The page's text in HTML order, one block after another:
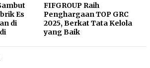
Es
di
FIFGROUP Raih
Penghargaan TOP GRC
2025, Berkat Tata Kelola
yang Baik